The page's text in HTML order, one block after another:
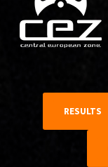
RESULTS